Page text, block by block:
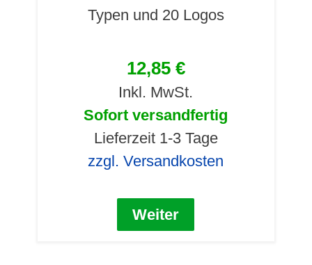
Typen und 20 Logos
12,85 €
Inkl. MwSt.
Sofort versandfertig
Lieferzeit 1-3 Tage
zzgl. Versandkosten
Weiter